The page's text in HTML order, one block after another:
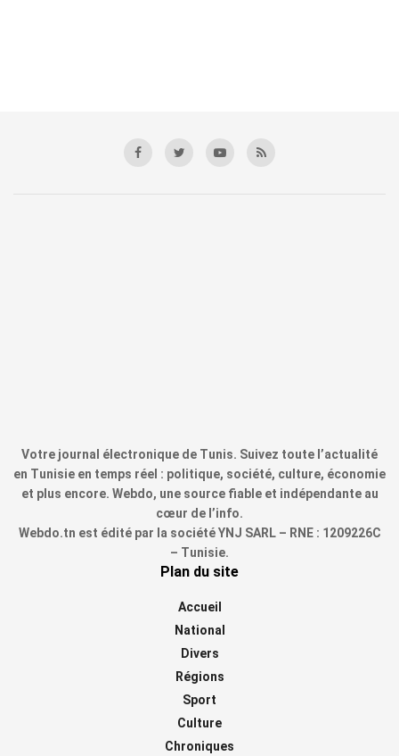
Votre journal électronique de Tunis. Suivez toute l’actualité
en Tunisie en temps réel : politique, société, culture, économie
et plus encore. Webdo, une source fiable et indépendante au
cœur de l’info.
Webdo.tn est édité par la société YNJ SARL – RNE : 1209226C
– Tunisie.
Plan du site
Accueil
National
Divers
Régions
Sport
Culture
Chroniques